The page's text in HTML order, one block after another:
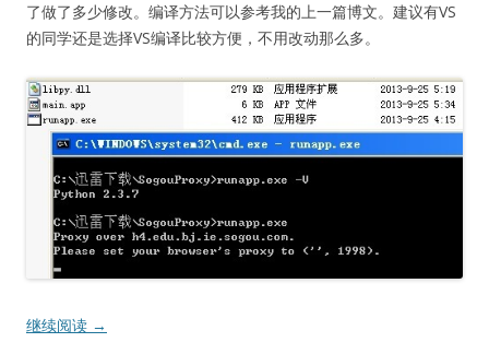
了做了多少修改。编译方法可以参考我的上一篇博文。建议有VS
的同学还是选择VS编译比较方便，不用改动那么多。
继续阅读 →